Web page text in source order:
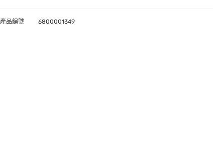
產品編號 6800001349